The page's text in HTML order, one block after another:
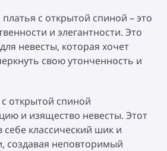
с открытой спиной – это
и элегантности. Это
невесты, которая хочет
свою утонченность и
открытой спиной
и изящество невесты. Этот
классический шик и
создавая неповторимый